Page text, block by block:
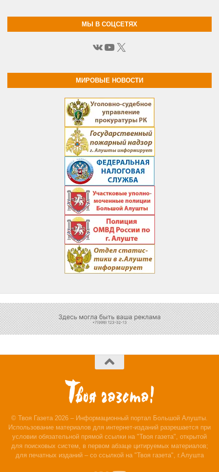
МЫ В СОЦСЕТЯХ
ВКонтакте
YouTube
X
МИРОВЫЕ НОВОСТИ
© Твоя Газета 2026 – Информационный портал Большой Алушты.
Использование материалов для интернет-изданий разрешается при
условии обязательной прямой ссылки на "Твоя газета", открытой
для поисковых систем, в первом абзаце цитируемых материалов;
для печатных изданий – со ссылкой на "Твоя газета", г.Алушта